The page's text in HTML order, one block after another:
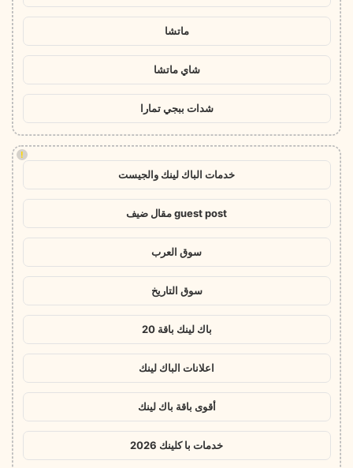
ماتشا
شاي ماتشا
شدات ببجي تمارا
!
خدمات الباك لينك والجيست
guest post مقال ضيف
سوق العرب
سوق التاريخ
باك لينك باقة 20
اعلانات الباك لينك
أقوى باقة باك لينك
خدمات با كلينك 2026